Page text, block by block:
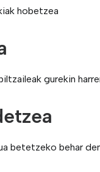
hobetzea
gurekin
betetzeko behar